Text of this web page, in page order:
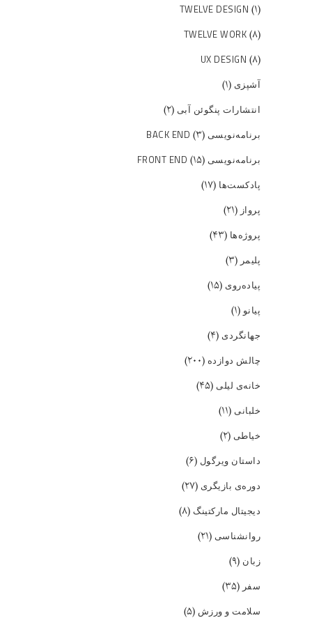
TWELVE DESIGN (۱)
TWELVE WORK (۸)
UX DESIGN (۸)
آشپزی (۱)
انتشارات پنگوئن آبی (۲)
برنامه‌نویسی BACK END (۳)
برنامه‌نویسی FRONT END (۱۵)
پادکست‌ها (۱۷)
پرواز (۲۱)
پروژه‌ها (۴۳)
پلیمر (۳)
پیاده‌روی (۱۵)
پیانو(۱)
جهانگردی (۴)
چالش دوازده (۲۰۰)
خانه‌ی لیلی (۴۵)
خلبانی (۱۱)
خیاطی (۲)
داستان ویرگول (۶)
دوره‌ی بازیگری (۲۷)
دیجیتال مارکتینگ (۸)
روانشناسی (۲۱)
زبان (۹)
سفر (۳۵)
سلامت و ورزش (۵)